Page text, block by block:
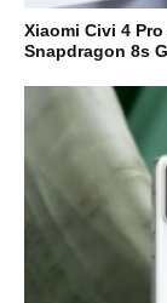
Xiaomi Civi 4
Snapdragon 8s